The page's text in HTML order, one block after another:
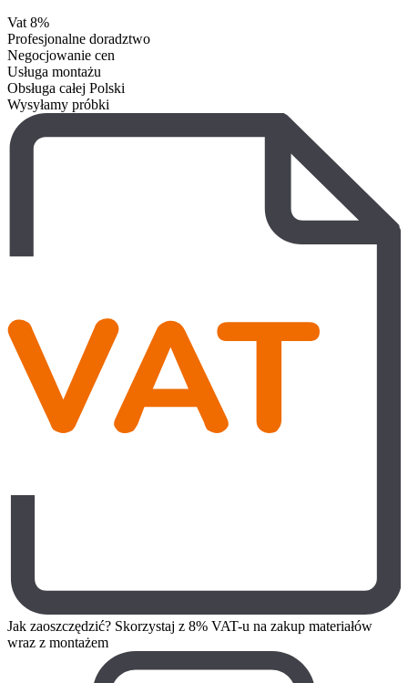
Vat 8%
Profesjonalne doradztwo
Negocjowanie cen
Usługa montażu
Obsługa całej Polski
Wysyłamy próbki
Jak zaoszczędzić? Skorzystaj z 8% VAT-u na zakup materiałów
wraz z montażem